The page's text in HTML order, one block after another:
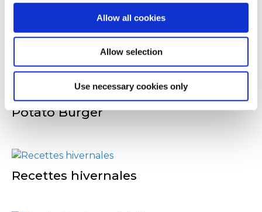
Allow all cookies
Allow selection
Use necessary cookies only
D'autres ont
également consulté
Potato Burger
Recettes hivernales